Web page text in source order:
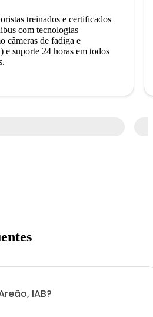
treinados e certificados
com tecnologias
câmeras de fadiga e
e suporte 24 horas em todos
IAB?